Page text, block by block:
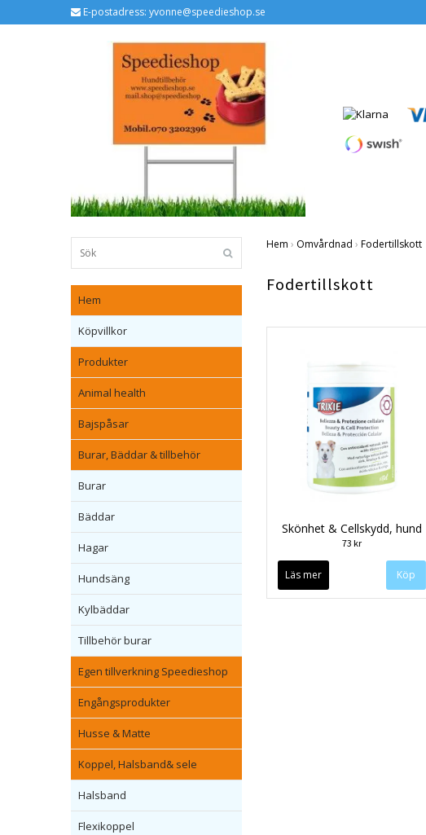
E-postadress: yvonne@speedieshop.se
Hem
Köpvillkor
Produkter
Animal health
Bajspåsar
Burar, Bäddar & tillbehör
Burar
Bäddar
Hagar
Hundsäng
Kylbäddar
Tillbehör burar
Egen tillverkning Speedieshop
Engångsprodukter
Husse & Matte
Koppel, Halsband& sele
Halsband
Flexikoppel
Hem › Omvårdnad › Fodertillskott
Fodertillskott
Skönhet & Cellskydd, hund
73 kr
Läs mer